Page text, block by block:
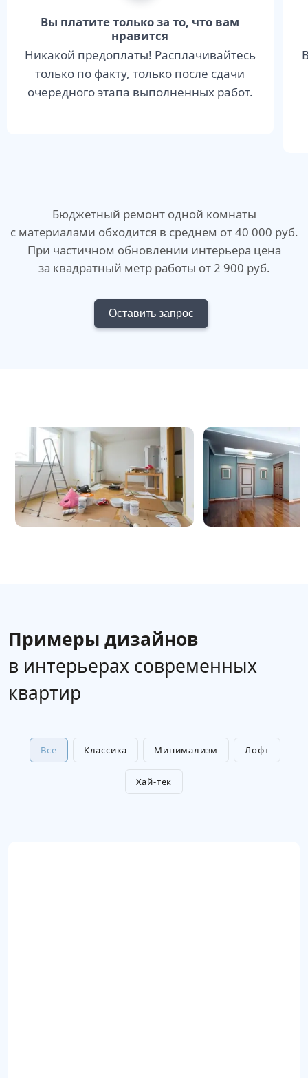
Вы платите только за то, что вам
нравится
Никакой предоплаты! Расплачивайтесь
только по факту, только после сдачи
очередного этапа выполненных работ.
Бюджетный ремонт одной комнаты
с материалами обходится в среднем от 40 000 руб.
При частичном обновлении интерьера цена
за квадратный метр работы от 2 900 руб.
Оставить запрос
Примеры дизайнов
в интерьерах современных
квартир
Все Классика Минимализм Лофт
Хай-тек